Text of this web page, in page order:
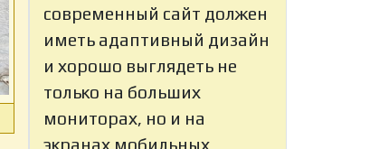
современный сайт должен
иметь адаптивный дизайн
и хорошо выглядеть не
только на больших
мониторах, но и на
экранах мобильных